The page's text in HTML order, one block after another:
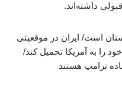
داشته‌اند.